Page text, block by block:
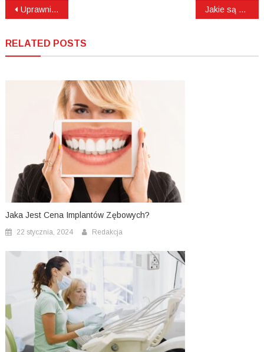
Nawigacja
Uprawnienia pomiarowe SEP, a praca w branży elektrycznej – jakie dają możliwości? Jakie są przeciwwskazania do zabiegu odsłonięcia zęba zatrzymanego?
RELATED POSTS
Jaka Jest Cena Implantów Zębowych?
22 stycznia, 2024 Redakcja